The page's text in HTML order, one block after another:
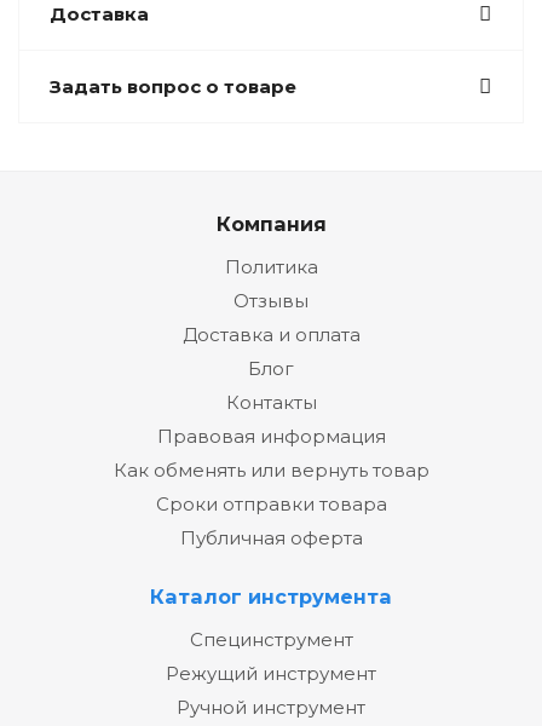
Доставка
Задать вопрос о товаре
Компания
Политика
Отзывы
Доставка и оплата
Блог
Контакты
Правовая информация
Как обменять или вернуть товар
Сроки отправки товара
Публичная оферта
Каталог инструмента
Специнструмент
Режущий инструмент
Ручной инструмент